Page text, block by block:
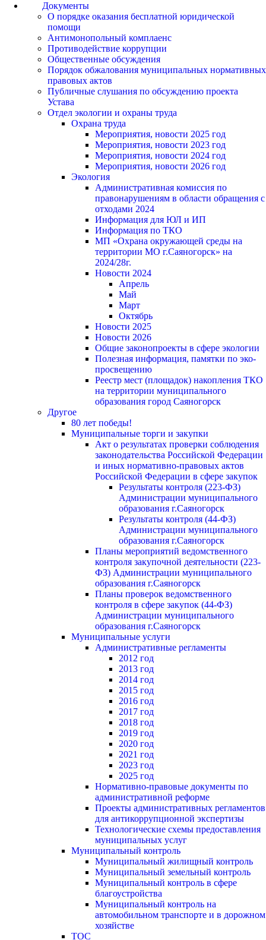
Документы
О порядке оказания бесплатной юридической
помощи
Антимонопольный комплаенс
Противодействие коррупции
Общественные обсуждения
Порядок обжалования муниципальных нормативных
правовых актов
Публичные слушания по обсуждению проекта
Устава
Отдел экологии и охраны труда
Охрана труда
Мероприятия, новости 2025 год
Мероприятия, новости 2023 год
Мероприятия, новости 2024 год
Мероприятия, новости 2026 год
Экология
Административная комиссия по
правонарушениям в области обращения с
отходами 2024
Информация для ЮЛ и ИП
Информация по ТКО
МП «Охрана окружающей среды на
территории МО г.Саяногорск» на
2024/28г.
Новости 2024
Апрель
Май
Март
Октябрь
Новости 2025
Новости 2026
Общие законопроекты в сфере экологии
Полезная информация, памятки по эко-
просвещению
Реестр мест (площадок) накопления ТКО
на территории муниципального
образования город Саяногорск
Другое
80 лет победы!
Муниципальные торги и закупки
Акт о результатах проверки соблюдения
законодательства Российской Федерации
и иных нормативно-правовых актов
Российской Федерации в сфере закупок
Результаты контроля (223-ФЗ)
Администрации муниципального
образования г.Саяногорск
Результаты контроля (44-ФЗ)
Администрации муниципального
образования г.Саяногорск
Планы мероприятий ведомственного
контроля закупочной деятельности (223-
ФЗ) Администрации муниципального
образования г.Саяногорск
Планы проверок ведомственного
контроля в сфере закупок (44-ФЗ)
Администрации муниципального
образования г.Саяногорск
Муниципальные услуги
Административные регламенты
2012 год
2013 год
2014 год
2015 год
2016 год
2017 год
2018 год
2019 год
2020 год
2021 год
2023 год
2025 год
Нормативно-правовые документы по
административной реформе
Проекты административных регламентов
для антикоррупционной экспертизы
Технологические схемы предоставления
муниципальных услуг
Муниципальный контроль
Муниципальный жилищный контроль
Муниципальный земельный контроль
Муниципальный контроль в сфере
благоустройства
Муниципальный контроль на
автомобильном транспорте и в дорожном
хозяйстве
ТОС